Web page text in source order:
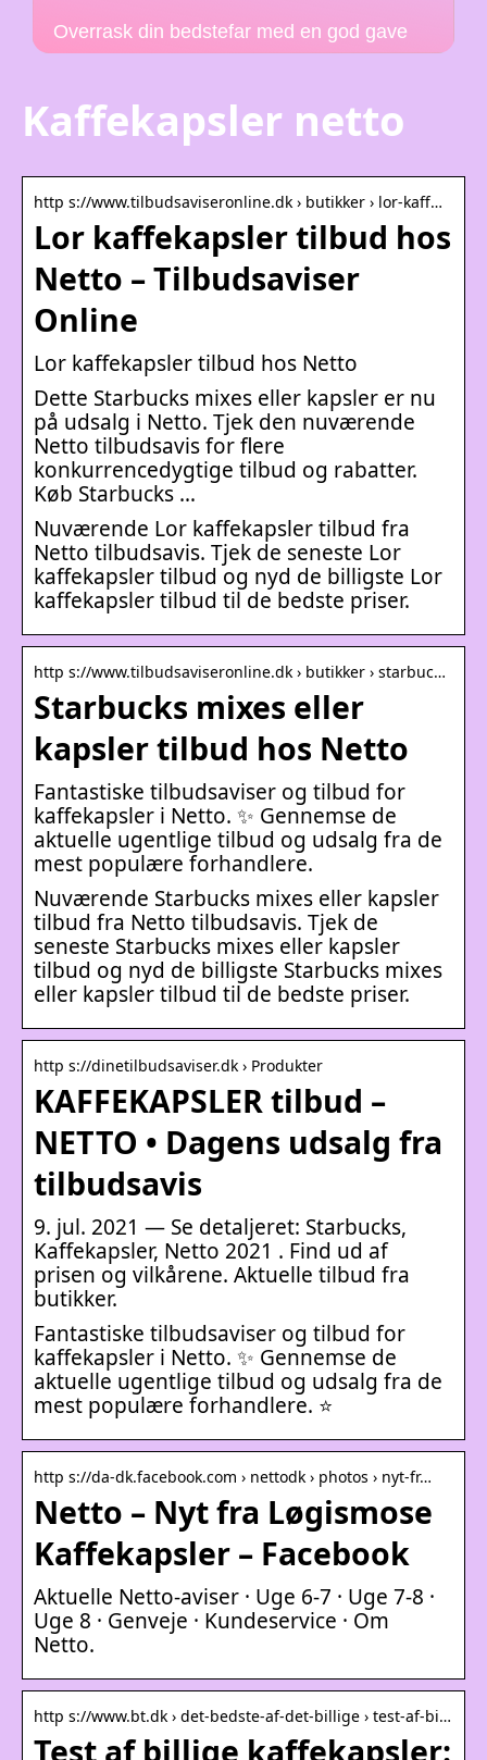
Overrask din bedstefar med en god gave
Kaffekapsler netto
http s://www.tilbudsaviseronline.dk › butikker › lor-kaff…
Lor kaffekapsler tilbud hos
Netto – Tilbudsaviser
Online
Lor kaffekapsler tilbud hos Netto
Dette Starbucks mixes eller kapsler er nu
på udsalg i Netto. Tjek den nuværende
Netto tilbudsavis for flere
konkurrencedygtige tilbud og rabatter.
Køb Starbucks …
Nuværende Lor kaffekapsler tilbud fra
Netto tilbudsavis. Tjek de seneste Lor
kaffekapsler tilbud og nyd de billigste Lor
kaffekapsler tilbud til de bedste priser.
http s://www.tilbudsaviseronline.dk › butikker › starbuc…
Starbucks mixes eller
kapsler tilbud hos Netto
Fantastiske tilbudsaviser og tilbud for
kaffekapsler i Netto. ✨ Gennemse de
aktuelle ugentlige tilbud og udsalg fra de
mest populære forhandlere.
Nuværende Starbucks mixes eller kapsler
tilbud fra Netto tilbudsavis. Tjek de
seneste Starbucks mixes eller kapsler
tilbud og nyd de billigste Starbucks mixes
eller kapsler tilbud til de bedste priser.
http s://dinetilbudsaviser.dk › Produkter
KAFFEKAPSLER tilbud –
NETTO • Dagens udsalg fra
tilbudsavis
9. jul. 2021 — Se detaljeret: Starbucks,
Kaffekapsler, Netto 2021 . Find ud af
prisen og vilkårene. Aktuelle tilbud fra
butikker.
Fantastiske tilbudsaviser og tilbud for
kaffekapsler i Netto. ✨ Gennemse de
aktuelle ugentlige tilbud og udsalg fra de
mest populære forhandlere. ⭐
http s://da-dk.facebook.com › nettodk › photos › nyt-fr…
Netto – Nyt fra Løgismose
Kaffekapsler – Facebook
Aktuelle Netto-aviser · Uge 6-7 · Uge 7-8 ·
Uge 8 · Genveje · Kundeservice · Om
Netto.
http s://www.bt.dk › det-bedste-af-det-billige › test-af-bi…
Test af billige kaffekapsler: